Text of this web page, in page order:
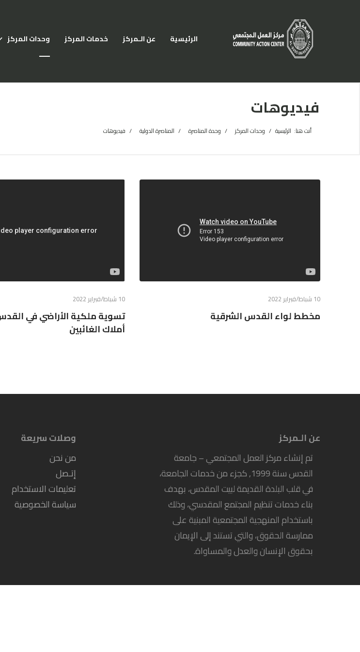
الرئيسية عن الـمركز خدمات المركز وحدات المركز
فيديوهات
أنت هنا: الرئيسية وحدات المركز وحدة المناصرة المناصرة الدولية فيديوهات
10 شباط/فبراير 2022
مخطط لواء القدس الشرقية
10 شباط/فبراير 2022
تسوية ملكية الأراضي في
أملاك الغائبين
عن الـمركز
تم إنشاء مركز العمل المجتمعي – جامعة
القدس سنة 1999, كجزء من خدمات الجامعة،
في قلب البلدة القديمة لبيت المقدس، بهدف
بناء خدمات تنظيم المجتمع المقدسي، وذلك
باستخدام المنهجية المجتمعية المبنية على
ممارسة الحقوق، والتي تستند إلى الإيمان
بحقوق الإنسان والعدل والمساواة.
وصلات سريعة
من نحن
إتـصل
تعليمات الاستخدام
سياسة الخصوصية